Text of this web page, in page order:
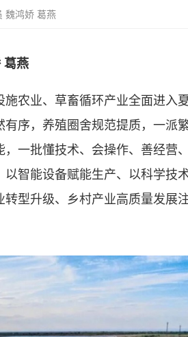
魏鸿娇 葛燕
葛燕
农业、草畜循环产业全面进入
序，养殖圈舍规范提质，一派
一批懂技术、会操作、善经营
智能设备赋能生产、以科学技
型升级、乡村产业高质量发展